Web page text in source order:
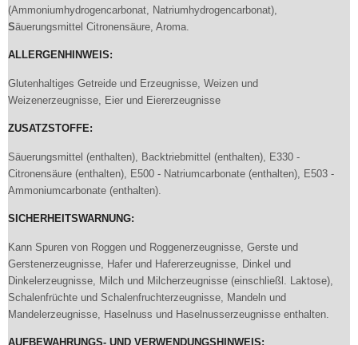
(Ammoniumhydrogencarbonat, Natriumhydrogencarbonat),
Säuerungsmittel Citronensäure, Aroma.
ALLERGENHINWEIS:
Glutenhaltiges Getreide und Erzeugnisse, Weizen und
Weizenerzeugnisse, Eier und Eiererzeugnisse
ZUSATZSTOFFE:
Säuerungsmittel (enthalten), Backtriebmittel (enthalten), E330 -
Citronensäure (enthalten), E500 - Natriumcarbonate (enthalten), E503 -
Ammoniumcarbonate (enthalten).
SICHERHEITSWARNUNG:
Kann Spuren von Roggen und Roggenerzeugnisse, Gerste und
Gerstenerzeugnisse, Hafer und Hafererzeugnisse, Dinkel und
Dinkelerzeugnisse, Milch und Milcherzeugnisse (einschließl. Laktose),
Schalenfrüchte und Schalenfruchterzeugnisse, Mandeln und
Mandelerzeugnisse, Haselnuss und Haselnusserzeugnisse enthalten.
AUFBEWAHRUNGS- UND VERWENDUNGSHINWEIS: